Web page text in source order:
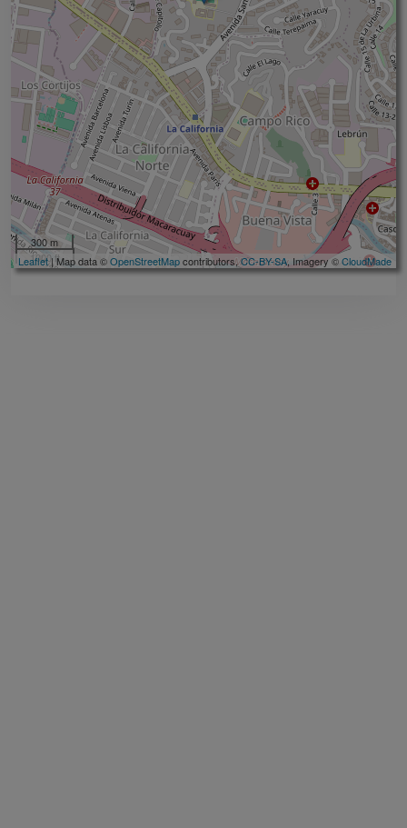
300 m
1000 ft
Leaflet| Map data ©OpenStreetMapcontributors,CC-BY-SA, Imagery ©CloudMade